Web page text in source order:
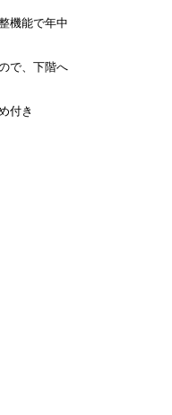
機能で年中
で、下階へ
付き